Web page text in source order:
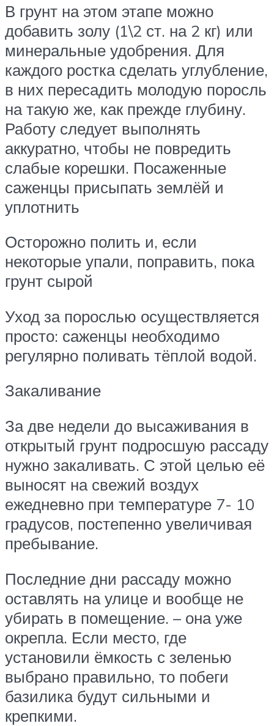
В грунт на этом этапе можно
добавить золу (1\2 ст. на 2 кг) или
минеральные удобрения. Для
каждого ростка сделать углубление,
в них пересадить молодую поросль
на такую же, как прежде глубину.
Работу следует выполнять
аккуратно, чтобы не повредить
слабые корешки. Посаженные
саженцы присыпать землёй и
уплотнить
Осторожно полить и, если
некоторые упали, поправить, пока
грунт сырой
Уход за порослью осуществляется
просто: саженцы необходимо
регулярно поливать тёплой водой.
Закаливание
За две недели до высаживания в
открытый грунт подросшую рассаду
нужно закаливать. С этой целью её
выносят на свежий воздух
ежедневно при температуре 7- 10
градусов, постепенно увеличивая
пребывание.
Последние дни рассаду можно
оставлять на улице и вообще не
убирать в помещение. – она уже
окрепла. Если место, где
установили ёмкость с зеленью
выбрано правильно, то побеги
базилика будут сильными и
крепкими.